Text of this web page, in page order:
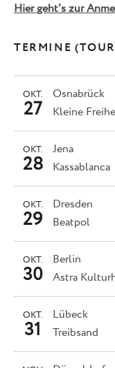
Hier geht’s zur
TERMINE
Osnabrück
OKT.
27 Kleine
Jena
OKT.
28 Kassablanca
Dresden
OKT.
29 Beatpol
Berlin
OKT.
30 Astra
Lübeck
OKT.
31 Treibsand